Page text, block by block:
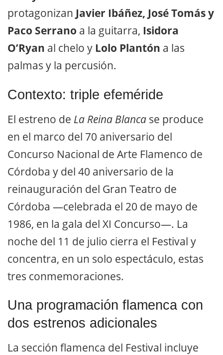
protagonizan Javier Ibáñez, José Tomás y
Paco Serrano a la guitarra, Isidora
O’Ryan al chelo y Lolo Plantón a las
palmas y la percusión.
Contexto: triple efeméride
El estreno de La Reina Blanca se produce
en el marco del 70 aniversario del
Concurso Nacional de Arte Flamenco de
Córdoba y del 40 aniversario de la
reinauguración del Gran Teatro de
Córdoba —celebrada el 20 de mayo de
1986, en la gala del XI Concurso—. La
noche del 11 de julio cierra el Festival y
concentra, en un solo espectáculo, estas
tres conmemoraciones.
Una programación flamenca con
dos estrenos adicionales
La sección flamenca del Festival incluye